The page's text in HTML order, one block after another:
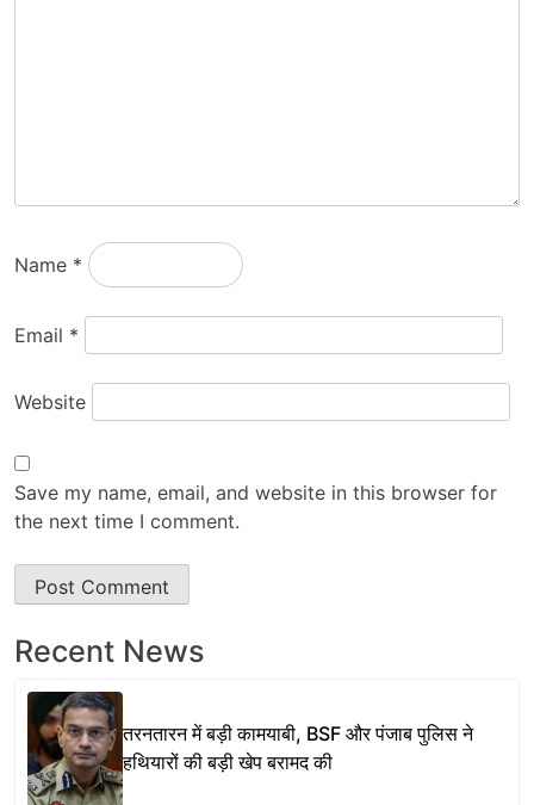
Name *
Email *
Website
Save my name, email, and website in this browser for
the next time I comment.
Recent News
तरनतारन में बड़ी कामयाबी, BSF और पंजाब पुलिस ने
हथियारों की बड़ी खेप बरामद की